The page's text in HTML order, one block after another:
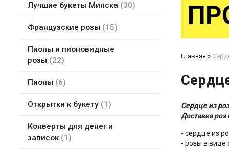
Лучшие букеты Минска 30
Французские розы 15
Пионы и пионовидные
розы
22
Пионы 6
Открытки к букету 1
Конверты для денег и
записок
1
Главная »
Сердце из
Доставка
- сердце из
- розы в виде